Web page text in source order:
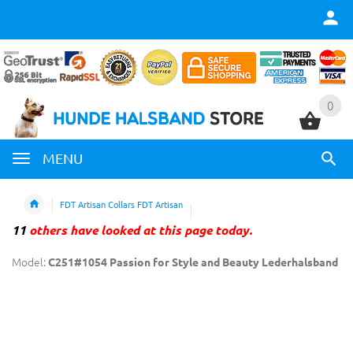
0
MENU
0
FDT Artisan Collars FDT Artisan
11 others have looked at this page today.
Model:C251#1054 Passion for Style and Beauty Lederhalsband